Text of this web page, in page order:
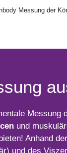
Messung der
Messung
und
Anhand
und des